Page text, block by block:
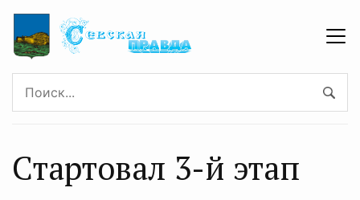
Стартовал 3-й этап